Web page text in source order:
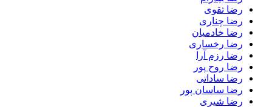
رضا تقوی
رضا چناری
رضا خادمیان
رضا رخساری
رضا رزم آرا
رضا روح پور
رضا ساداتی
رضا ساسان پور
رضا شیری